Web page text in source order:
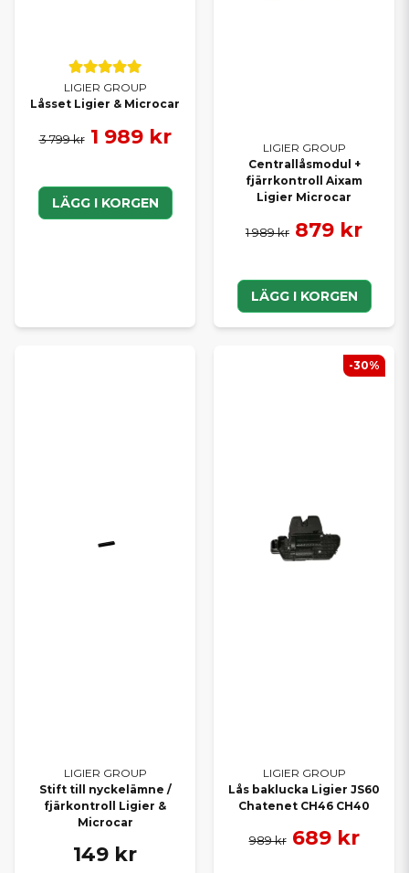
LIGIER GROUP
Låsset Ligier & Microcar
3 799 kr 1 989 kr
LÄGG I KORGEN
LIGIER GROUP
Centrallåsmodul +
fjärrkontroll Aixam
Ligier Microcar
1 989 kr 879 kr
LÄGG I KORGEN
LIGIER GROUP
Stift till nyckelämne /
fjärkontroll Ligier &
Microcar
149 kr
LIGIER GROUP
Lås baklucka Ligier JS60
Chatenet CH46 CH40
989 kr 689 kr
-30%